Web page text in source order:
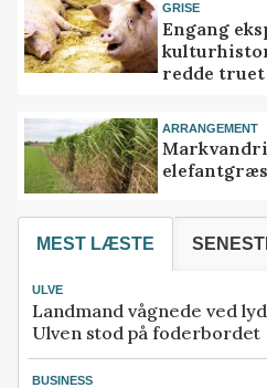
GRISE
Engang
redde truet
ARRANGEMENT
elefantgræs
MEST LÆSTE
ULVE
Landmand vågnede ved
Ulven stod på foderbordet
BUSINESS